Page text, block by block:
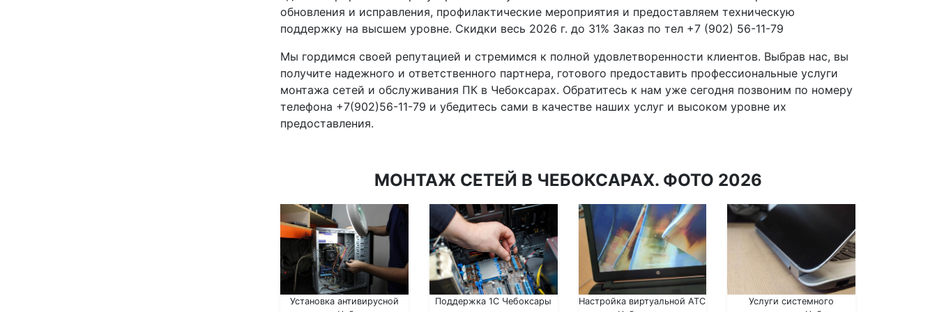
обновления и исправления, профилактические мероприятия и предоставляем техническую
поддержку на высшем уровне. Скидки весь 2026 г. до 31% Заказ по тел +7 (902) 56-11-79
Мы гордимся своей репутацией и стремимся к полной удовлетворенности клиентов. Выбрав нас, вы
получите надежного и ответственного партнера, готового предоставить профессиональные услуги
монтажа сетей и обслуживания ПК в Чебоксарах. Обратитесь к нам уже сегодня позвоним по номеру
телефона +7(902)56-11-79 и убедитесь сами в качестве наших услуг и высоком уровне их
предоставления.
МОНТАЖ СЕТЕЙ В ЧЕБОКСАРАХ. ФОТО 2026
Установка антивирусной
Поддержка 1С Чебоксары
Настройка виртуальной АТС
Услуги системного